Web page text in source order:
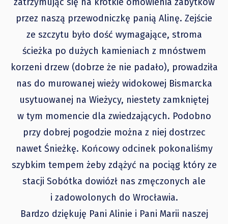
przez naszą przewodniczkę panią Alinę. Zejście
ze szczytu było dość wymagające, stroma
ścieżka po dużych kamieniach z mnóstwem
korzeni drzew (dobrze że nie padało), prowadziła
nas do murowanej wieży widokowej Bismarcka
usytuowanej na Wieżycy, niestety zamkniętej
w tym momencie dla zwiedzających. Podobno
przy dobrej pogodzie można z niej dostrzec
nawet Śnieżkę. Końcowy odcinek pokonaliśmy
szybkim tempem żeby zdążyć na pociąg który ze
stacji Sobótka dowiózł nas zmęczonych ale
i zadowolonych do Wrocławia.
Bardzo dziękuję Pani Alinie i Pani Marii naszej